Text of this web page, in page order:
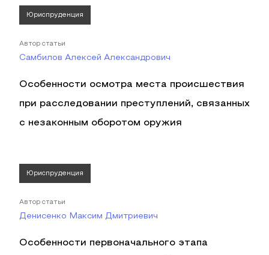
Юриспруденция
Автор статьи
Самбилов Алексей Александрович
Особенности осмотра места происшествия
при расследовании преступлений, связанных
с незаконным оборотом оружия
Юриспруденция
Автор статьи
Денисенко Максим Дмитриевич
Особенности первоначального этапа